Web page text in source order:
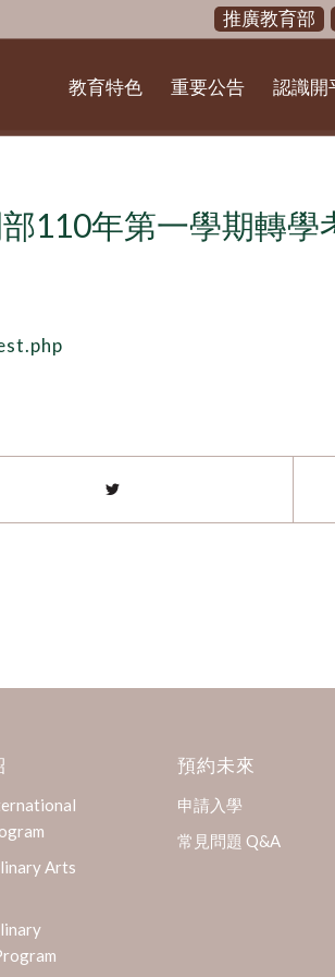
推廣教育部
教育特色 重要公告 認識開
110年第一學期轉學
Arts
預約未來
申請入學
常見問題 Q&A